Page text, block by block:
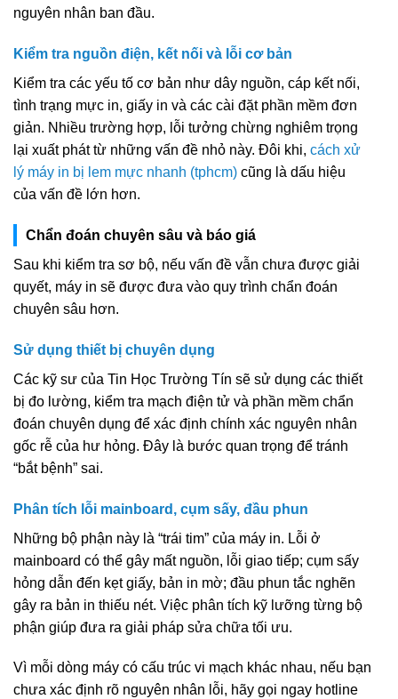
nguyên nhân ban đầu.
Kiểm tra nguồn điện, kết nối và lỗi cơ bản
Kiểm tra các yếu tố cơ bản như dây nguồn, cáp kết nối,
tình trạng mực in, giấy in và các cài đặt phần mềm đơn
giản. Nhiều trường hợp, lỗi tưởng chừng nghiêm trọng
lại xuất phát từ những vấn đề nhỏ này. Đôi khi, cách xử
lý máy in bị lem mực nhanh (tphcm) cũng là dấu hiệu
của vấn đề lớn hơn.
Chẩn đoán chuyên sâu và báo giá
Sau khi kiểm tra sơ bộ, nếu vấn đề vẫn chưa được giải
quyết, máy in sẽ được đưa vào quy trình chẩn đoán
chuyên sâu hơn.
Sử dụng thiết bị chuyên dụng
Các kỹ sư của Tin Học Trường Tín sẽ sử dụng các thiết
bị đo lường, kiểm tra mạch điện tử và phần mềm chẩn
đoán chuyên dụng để xác định chính xác nguyên nhân
gốc rễ của hư hỏng. Đây là bước quan trọng để tránh
“bắt bệnh” sai.
Phân tích lỗi mainboard, cụm sấy, đầu phun
Những bộ phận này là “trái tim” của máy in. Lỗi ở
mainboard có thể gây mất nguồn, lỗi giao tiếp; cụm sấy
hỏng dẫn đến kẹt giấy, bản in mờ; đầu phun tắc nghẽn
gây ra bản in thiếu nét. Việc phân tích kỹ lưỡng từng bộ
phận giúp đưa ra giải pháp sửa chữa tối ưu.
Vì mỗi dòng máy có cấu trúc vi mạch khác nhau, nếu bạn
chưa xác định rõ nguyên nhân lỗi, hãy gọi ngay hotline